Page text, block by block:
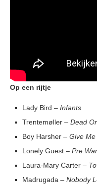
Op een rijtje
Lady Bird – Infants
Trentemøller – Dead
Boy Harsher – Give
Lonely Guest – Pre
Laura-Mary Carter –
Madrugada – Nobody